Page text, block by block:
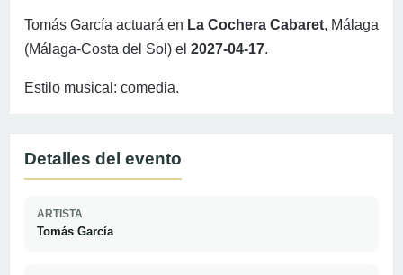
Tomás García actuará en La Cochera Cabaret, Málaga
(Málaga-Costa del Sol) el 2027-04-17.
Estilo musical: comedia.
Detalles del evento
ARTISTA
Tomás García